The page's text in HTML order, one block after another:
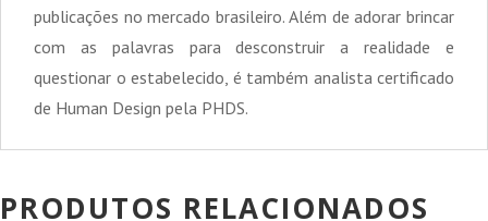
publicações no mercado brasileiro. Além de adorar brincar
com as palavras para desconstruir a realidade e
questionar o estabelecido, é também analista certificado
de Human Design pela PHDS.
PRODUTOS RELACIONADOS